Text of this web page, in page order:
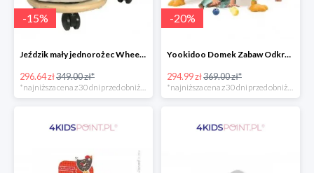
-15%
Jeździk mały jednorożec Wheely Bug
296.64 zł349.00 zł*
*najniższa cena z 30 dni przed obniżką
-20%
Yookidoo Domek Zabaw Odkrywczy
294.99 zł369.00 zł*
*najniższa cena z 30 dni przed obniżką